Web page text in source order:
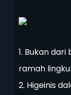
1. Bukan
ramah
2. Higeinis